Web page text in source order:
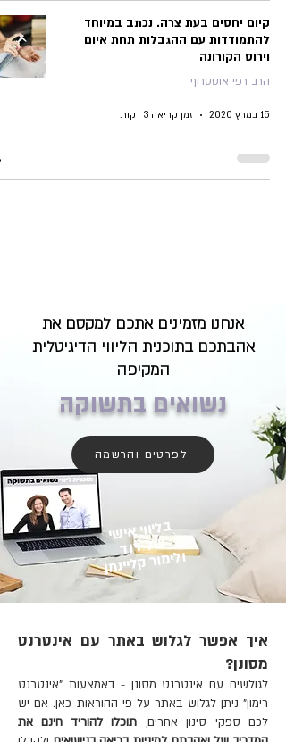
קיום יחסים בעת צרה. נכתב במיוחד
להתמודדות עם ההגבלות תחת איום
וירוס הקורונה
הרב רפי אוסטרוף
15 במרץ 2020 זמן קריאה 3 דקות
אנחנו מזמינים אתכם למקסם את
אהבתכם בתוכנית הליווי הדיגיטלית
המקיפה
נשואים בתשוקה
לפרטים והרשמה
בליווי אישי
של דוד
ולימור קליינמן
איך אפשר לגלוש באתר עם אינטרנט
מסונן?
לגולשים עם אינטרנט מסונן - באמצעות "אינטרנט
רימון" ניתן לגלוש באתר על פי ההוראות כאן. אם יש
לכם ספקי סינון אחרים, תוכלו להוריד חינם את